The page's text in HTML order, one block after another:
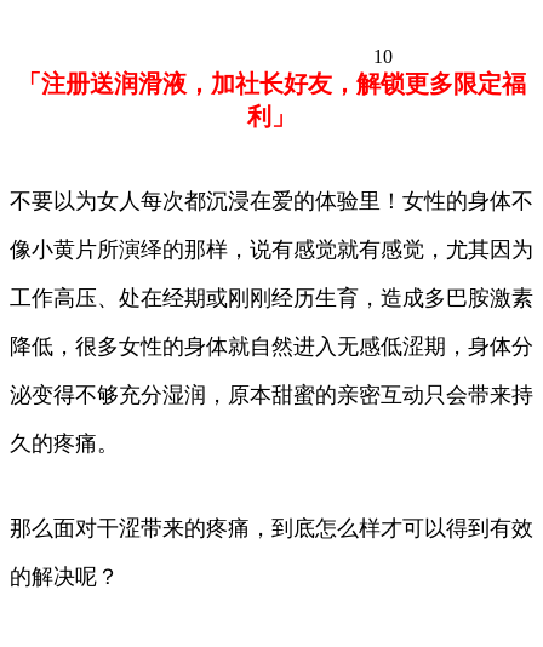
10
「注册送润滑液，加社长好友，解锁更多限定福
利」
不要以为女人每次都沉浸在爱的体验里！女性的身体不
像小黄片所演绎的那样，说有感觉就有感觉，尤其因为
工作高压、处在经期或刚刚经历生育，造成多巴胺激素
降低，很多女性的身体就自然进入无感低涩期，身体分
泌变得不够充分湿润，原本甜蜜的亲密互动只会带来持
久的疼痛。
那么面对干涩带来的疼痛，到底怎么样才可以得到有效
的解决呢？